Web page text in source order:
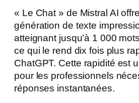
« Le Chat » de Mistral AI
génération de texte
atteignant jusqu’à 1 000
ce qui le rend dix fois plus
ChatGPT. Cette rapidité est
pour les professionnels
réponses instantanées.